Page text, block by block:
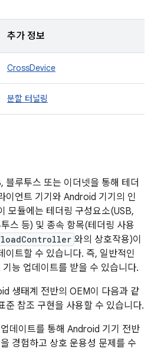
추가 정보
CrossDevice
분할 터널링
블루투스 또는 이더넷을 통해 테더
이언트 기기와 Android 기기의 인
모듈에는 테더링 구성요소(USB,
스 등) 및 종속 항목(테더링 사용
와의 상호작용)이
이트할 수 있습니다. 즉, 일반적인
능 업데이트를 받을 수 있습니다.
생태계 전반의 OEM이 다음과 같
준 참조 구현을 사용할 수 있습니다.
데이트를 통해 Android 기기 전반
경험하고 상호 운용성 문제를 수